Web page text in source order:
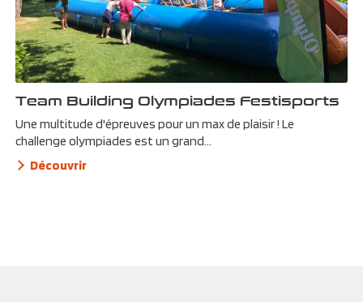
Team Building Olympiades Festisports
Une multitude d'épreuves pour un max de plaisir ! Le
challenge olympiades est un grand...
Découvrir